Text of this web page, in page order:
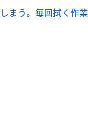
まう。毎回拭く作業